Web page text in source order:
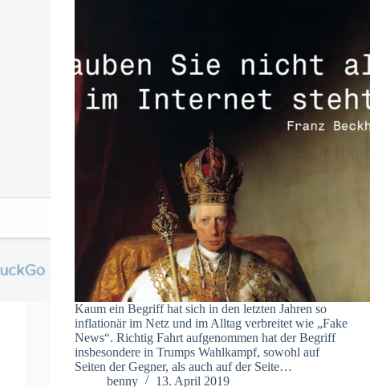
Kaum ein Begriff hat sich in den letzten Jahren so
inflationär im Netz und im Alltag verbreitet wie „Fake
News“. Richtig Fahrt aufgenommen hat der Begriff
insbesondere in Trumps Wahlkampf, sowohl auf
Seiten der Gegner, als auch auf der Seite…
benny
13. April 2019